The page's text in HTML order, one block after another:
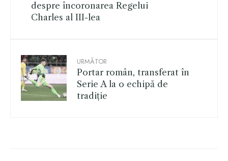
despre încoronarea Regelui
Charles al III-lea
URMĂTOR
Portar român, transferat în
Serie A la o echipă de
tradiție